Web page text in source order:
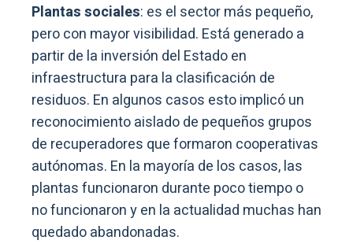
Plantas sociales: es el sector más pequeño,
pero con mayor visibilidad. Está generado a
partir de la inversión del Estado en
infraestructura para la clasificación de
residuos. En algunos casos esto implicó un
reconocimiento aislado de pequeños grupos
de recuperadores que formaron cooperativas
autónomas. En la mayoría de los casos, las
plantas funcionaron durante poco tiempo o
no funcionaron y en la actualidad muchas han
quedado abandonadas.